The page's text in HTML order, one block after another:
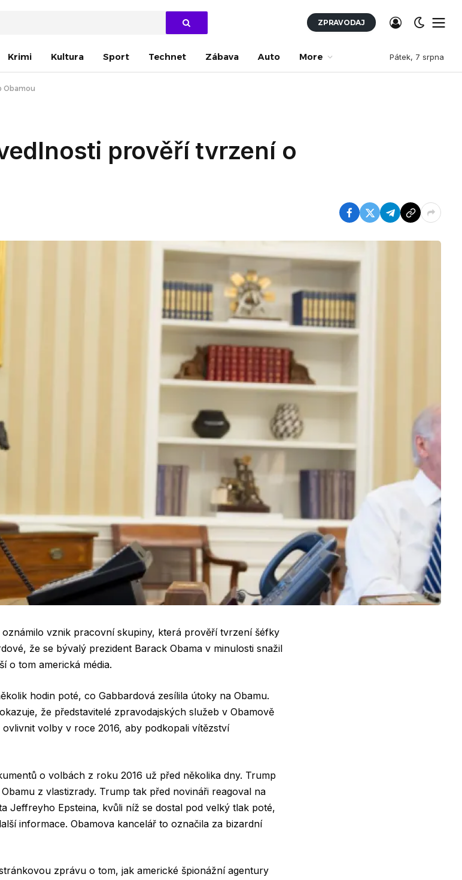
ZPRAVODAJ
Krimi Kultura Sport Technet Zábava Auto More Pátek, 7 srpna
Obamou
prověří tvrzení o
vznik pracovní skupiny, která prověří tvrzení šéfky
že se bývalý prezident Barack Obama v minulosti snažil
o tom americká média.
hodin poté, co Gabbardová zesílila útoky na Obamu.
že představitelé zpravodajských služeb v Obamově
volby v roce 2016, aby podkopali vítězství
o volbách z roku 2016 už před několika dny. Trump
z vlastizrady. Trump tak před novináři reagoval na
Jeffreyho Epsteina, kvůli níž se dostal pod velký tlak poté,
informace. Obamova kancelář to označila za bizardní
zprávu o tom, jak americké špionážní agentury